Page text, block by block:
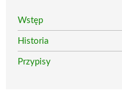
Wstęp
Historia
Przypisy